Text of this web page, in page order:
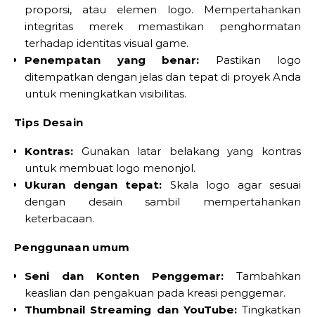
proporsi, atau elemen logo. Mempertahankan
integritas merek memastikan penghormatan
terhadap identitas visual game.
Penempatan yang benar: Pastikan logo
ditempatkan dengan jelas dan tepat di proyek Anda
untuk meningkatkan visibilitas.
Tips Desain
Kontras: Gunakan latar belakang yang kontras
untuk membuat logo menonjol.
Ukuran dengan tepat: Skala logo agar sesuai
dengan desain sambil mempertahankan
keterbacaan.
Penggunaan umum
Seni dan Konten Penggemar: Tambahkan
keaslian dan pengakuan pada kreasi penggemar.
Thumbnail Streaming dan YouTube:Tingkatkan